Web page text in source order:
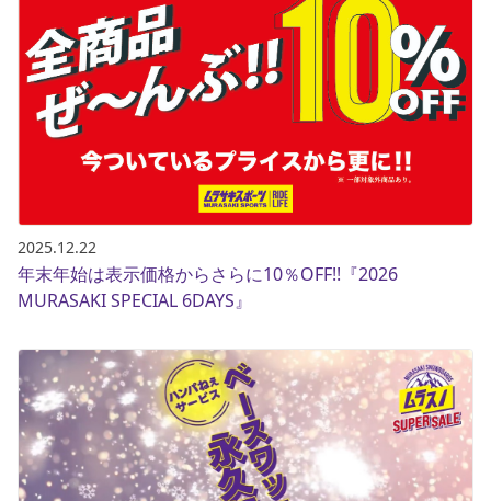
2025.12.22
年末年始は表示価格からさらに10％OFF!!『2026
MURASAKI SPECIAL 6DAYS』